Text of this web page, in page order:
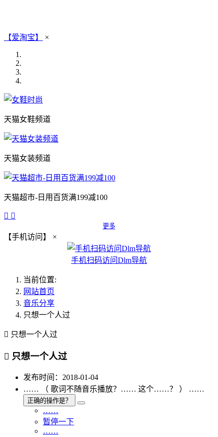
【爱淘宝】 ×
天猫女鞋频道
天猫女装频道
天猫超市-日用百货满199减100
 
更多
【手机访问】 ×
手机扫码访问Dlm导航
当前位置:
网站首页
音乐分享
只想一个人过
 只想一个人过
 只想一个人过
发布时间：2018-01-04
…… （ 歌词不随音乐播放？…… 这个……？ ） ……
正确的操作是？
……
暂停一下
……